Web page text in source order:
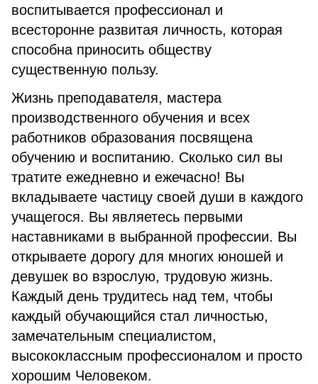
воспитывается профессионал и
всесторонне развитая личность, которая
способна приносить обществу
существенную пользу.
Жизнь преподавателя, мастера
производственного обучения и всех
работников образования посвящена
обучению и воспитанию. Сколько сил вы
тратите ежедневно и ежечасно! Вы
вкладываете частицу своей души в каждого
учащегося. Вы являетесь первыми
наставниками в выбранной профессии. Вы
открываете дорогу для многих юношей и
девушек во взрослую, трудовую жизнь.
Каждый день трудитесь над тем, чтобы
каждый обучающийся стал личностью,
замечательным специалистом,
высококлассным профессионалом и просто
хорошим Человеком.